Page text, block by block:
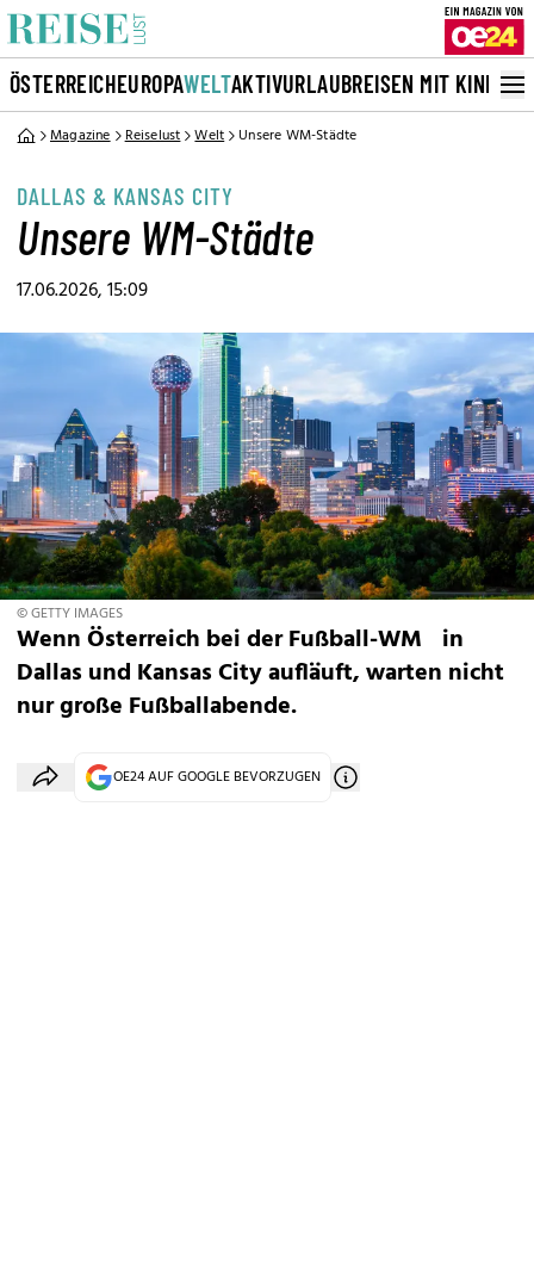
ÖSTERREICHEUROPAWELTAKTIVURLAUBREISEN MIT KINDERN
Magazine Reiselust Welt Unsere WM-Städte
DALLAS & KANSAS CITY
Unsere WM-Städte
17.06.2026, 15:09
© GETTY IMAGES
Wenn Österreich bei der Fußball-WM in
Dallas und Kansas City aufläuft, warten nicht
nur große Fußballabende.
OE24 AUF GOOGLE BEVORZUGEN